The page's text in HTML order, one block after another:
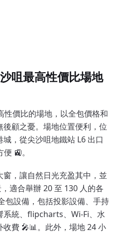
咀最高性價比場地
價比的場地，以全包價格和
顧之憂。場地位置便利，位
，從尖沙咀地鐵站 L6 出口
🚉。
，讓自然日光充盈其中，並
適合舉辦 20 至 130 人的各
包設備，包括投影設備、手持
系統、flipcharts、Wi-Fi、水
費 🎤📊。此外，場地 24 小